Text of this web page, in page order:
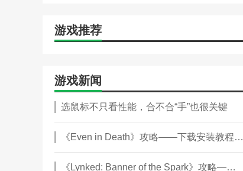
游戏推荐
游戏新闻
选鼠标不只看性能，合不合“手”也很关键
《Even in Death》攻略——下载安装教程介绍
《Lynked: Banner of the Spark》攻略——下载安装教程介绍